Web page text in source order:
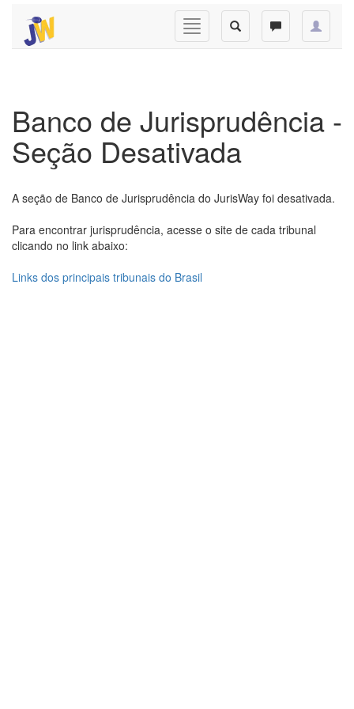
Banco de Jurisprudência -
Seção Desativada
A seção de Banco de Jurisprudência do JurisWay foi desativada.
Para encontrar jurisprudência, acesse o site de cada tribunal
clicando no link abaixo:
Links dos principais tribunais do Brasil